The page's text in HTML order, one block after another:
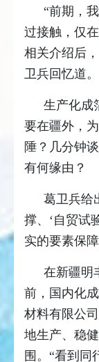
“前期，
过接触，仅
相关介绍后
卫兵回忆道。
生产化成
要在疆外，
陲？几分钟
有何缘由？
葛卫兵给
撑、‘自贸试
实的要素保
在新疆明
前，国内化
材料有限公
地生产、稳
围。“看到同